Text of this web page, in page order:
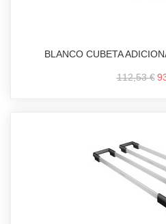
BLANCO CUBETA
112,53 €